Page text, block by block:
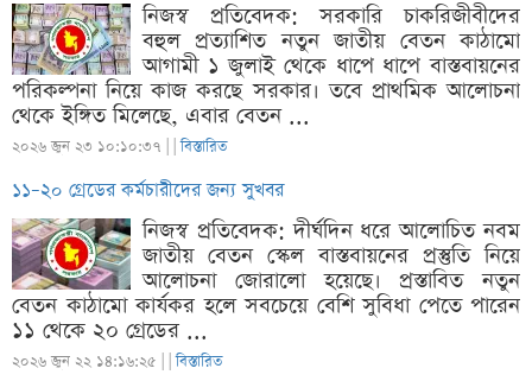
নিজস্ব প্রতিবেদক: সরকারি চাকরিজীবীদের
বহুল প্রত্যাশিত নতুন জাতীয় বেতন কাঠামো
আগামী ১ জুলাই থেকে ধাপে ধাপে বাস্তবায়নের
পরিকল্পনা নিয়ে কাজ করছে সরকার। তবে প্রাথমিক আলোচনা
থেকে ইঙ্গিত মিলেছে, এবার বেতন ...
২০২৬ জুন ২৩ ১০:১০:৩৭ | |বিস্তারিত
১১–২০ গ্রেডের কর্মচারীদের জন্য সুখবর
নিজস্ব প্রতিবেদক: দীর্ঘদিন ধরে আলোচিত নবম
জাতীয় বেতন স্কেল বাস্তবায়নের প্রস্তুতি নিয়ে
আলোচনা জোরালো হয়েছে। প্রস্তাবিত নতুন
বেতন কাঠামো কার্যকর হলে সবচেয়ে বেশি সুবিধা পেতে পারেন
১১ থেকে ২০ গ্রেডের ...
২০২৬ জুন ২২ ১৪:১৬:২৫ | |বিস্তারিত